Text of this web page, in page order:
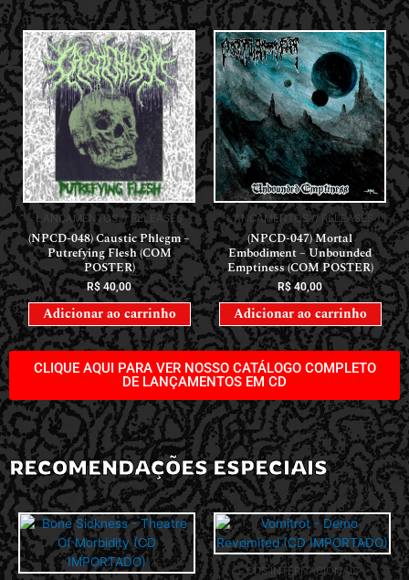
LANÇAMENTOS // RELEASES
(NPCD-048) Caustic Phlegm –
Putrefying Flesh (COM
POSTER)
R$ 40,00
Adicionar ao carrinho
LANÇAMENTOS // RELEASES
(NPCD-047) Mortal
Embodiment – Unbounded
Emptiness (COM POSTER)
R$40,00
Adicionar ao carrinho
CLIQUE AQUI PARA VER NOSSO CATÁLOGO COMPLETO
DE LANÇAMENTOS EM CD
RECOMENDAÇÕES ESPECIAIS
CDS INTERNACIONAIS